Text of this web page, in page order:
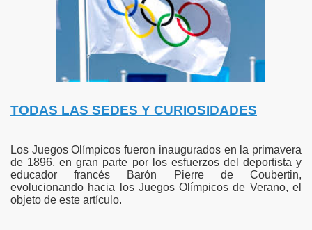
TODAS LAS SEDES Y CURIOSIDADES
Los Juegos Olímpicos fueron inaugurados en la primavera
de 1896, en gran parte por los esfuerzos del deportista y
educador francés Barón Pierre de Coubertin,
evolucionando hacia los Juegos Olímpicos de Verano, el
objeto de este artículo.